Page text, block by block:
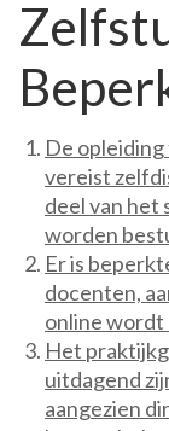
De
vereist
deel van het
worden
Er is
docenten,
online wordt
Het
uitdagend
aangezien